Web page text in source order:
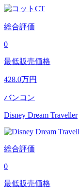
総合評価
0
最低販売価格
428.0万円
バンコン
Disney Dream Traveller
総合評価
0
最低販売価格